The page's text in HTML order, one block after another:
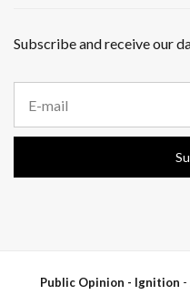
Subscribe and receive our
a
i
a
Public Opinion - Ignition -